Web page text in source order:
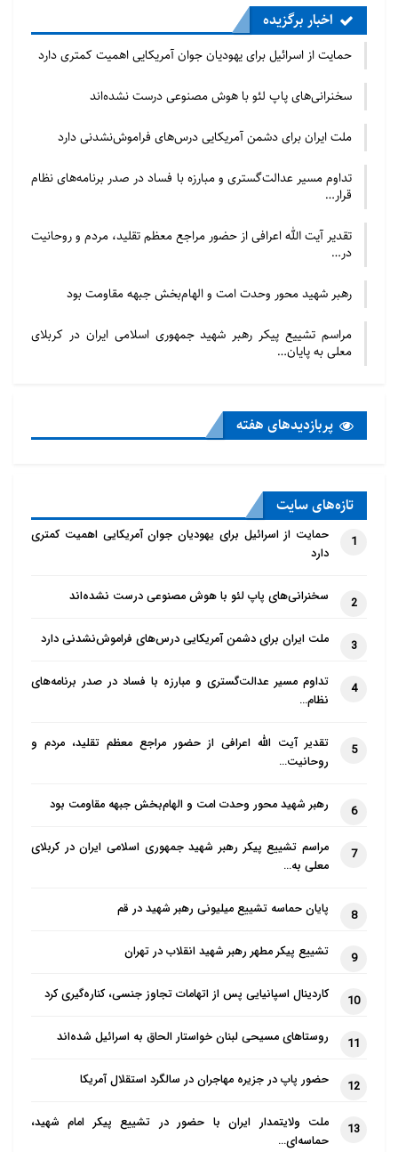
اخبار برگزیده
حمایت از اسرائیل برای یهودیان جوان آمریکایی اهمیت کمتری دارد
سخنرانی‌های پاپ لئو با هوش مصنوعی درست نشده‌اند
ملت ایران برای دشمن آمریکایی درس‌های فراموش‌نشدنی دارد
تداوم مسیر عدالت‌گستری و مبارزه با فساد در صدر برنامه‌های نظام
قرار…
تقدیر آیت الله اعرافی از حضور مراجع معظم تقلید، مردم و روحانیت
در…
رهبر شهید محور وحدت امت و الهام‌بخش جبهه مقاومت بود
مراسم تشییع پیکر رهبر شهید جمهوری اسلامی ایران در کربلای
معلی به پایان…
پربازدید‌های هفته
تازه‌‌های سایت
1
حمایت از اسرائیل برای یهودیان جوان آمریکایی اهمیت کمتری
دارد
2 سخنرانی‌های پاپ لئو با هوش مصنوعی درست نشده‌اند
3 ملت ایران برای دشمن آمریکایی درس‌های فراموش‌نشدنی دارد
4
تداوم مسیر عدالت‌گستری و مبارزه با فساد در صدر برنامه‌های
نظام…
5
تقدیر آیت الله اعرافی از حضور مراجع معظم تقلید، مردم و
روحانیت…
6 رهبر شهید محور وحدت امت و الهام‌بخش جبهه مقاومت بود
7
مراسم تشییع پیکر رهبر شهید جمهوری اسلامی ایران در کربلای
معلی به…
8 پایان حماسه تشییع میلیونی رهبر شهید در قم
9 تشییع پیکر مطهر رهبر شهید انقلاب در تهران
10 کاردینال اسپانیایی پس از اتهامات تجاوز جنسی، کناره‌گیری کرد
11 روستاهای مسیحی لبنان خواستار الحاق به اسرائیل شده‌اند
12 حضور پاپ در جزیره مهاجران در سالگرد استقلال آمریکا
13
ملت ولایتمدار ایران با حضور در تشییع پیکر امام شهید،
حماسه‌ای…